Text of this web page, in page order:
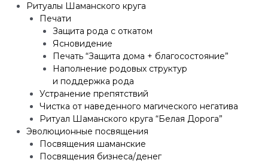
Ритуалы Шаманского круга
Печати
Защита рода с откатом
Ясновидение
Печать “Защита дома + благосостояние”
Наполнение родовых структур
и поддержка рода
Устранение препятствий
Чистка от наведенного магического негатива
Ритуал Шаманского круга “Белая Дорога”
Эволюционные посвящения
Посвящения шаманские
Посвящения бизнеса/денег